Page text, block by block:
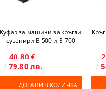
Куфар за машини за кръгли
сувенири B-500 и B-700
40.80 €
79.80 лв.
ДОБАВИ В КОЛИЧКА